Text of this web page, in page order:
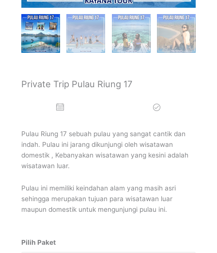
Private Trip Pulau Riung 17
Pulau Riung 17 sebuah pulau yang sangat cantik dan
indah. Pulau ini jarang dikunjungi oleh wisatawan
domestik , Kebanyakan wisatawan yang kesini adalah
wisatawan luar.
Pulau ini memiliki keindahan alam yang masih asri
sehingga merupakan tujuan para wisatawan luar
maupun domestik untuk mengunjungi pulau ini.
Pilih Paket
Tour Raja Ampat
Mancanegara